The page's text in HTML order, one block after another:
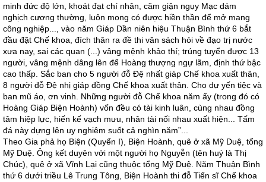
minh đức độ lớn, khoát đạt chí nhân, căm giận ngụy Mạc dám
nghịch cương thường, luôn mong có được hiền thần để mở mang
công nghiệp..., vào năm Giáp Dần niên hiệu Thuận Bình thứ 6 bắt
đầu đặt Chế khoa, đích thân ra đề thi văn sách hỏi về đạo trị nước
xưa nay, sai các quan (...) vâng mệnh khảo thí; trúng tuyển được 13
người, vâng mệnh dâng lên để Hoàng thượng ngự lãm, định thứ bậc
cao thấp. Sắc ban cho 5 người đỗ Đệ nhất giáp Chế khoa xuất thân,
8 người đỗ Đệ nhị giáp đồng Chế khoa xuất thân. Cho dự yến tiệc và
ban mũ áo, ơn vinh. Những người đỗ Chế khoa năm ấy (trong đó có
Hoàng Giáp Biện Hoành) vốn đều có tài kinh luân, cùng nhau đồng
tâm hiệp lực, hiến kế vạch mưu, nhân tài nối nhau xuất hiện... Tấm
đá này dựng lên uy nghiêm suốt cả nghìn năm”...
Theo Gia phả họ Biện (Quyển I), Biện Hoành, quê ở xã Mỹ Duệ, tổng
Mỹ Duệ. Ông kết duyên với một người họ Nguyễn (tên huý là Thị
Chúc), quê ở xã Vĩnh Lại cũng thuộc tổng Mỹ Duệ. Năm Thuận Bình
thứ 6 dưới triều Lê Trung Tông, Biện Hoành thi đỗ Tiến sĩ Chế khoa